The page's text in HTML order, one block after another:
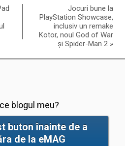
Jocuri bune la
PlayStation Showcase,
inclusiv un remake
Kotor, noul God of War
și Spider-Man 2 »
blogul meu?
buton înainte de a
de la eMAG